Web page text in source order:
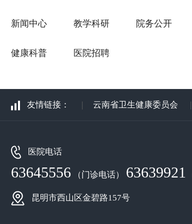
新闻中心 教学科研 院务公开
健康科普 医院招聘
友情链接： | 云南省卫生健康委员会 |
医院电话
63645556 （门诊电话） 63639921
昆明市西山区金碧路157号